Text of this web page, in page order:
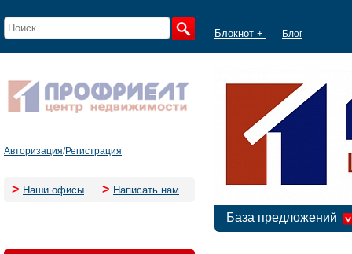
Блокнот + Блог
Авторизация/Регистрация
> Наши офисы > Написать нам
База предложений